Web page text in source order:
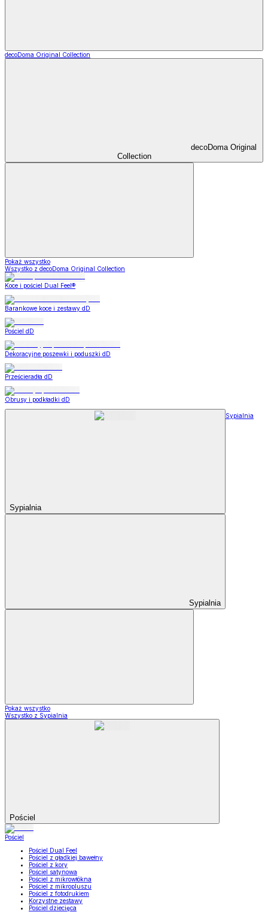
decoDoma Original Collection
decoDoma Original
Collection
Pokaż wszystko
Wszystko z decoDoma Original Collection
Koce i pościel Dual Feel®
Barankowe koce i zestawy dD
Pościel dD
Dekoracyjne poszewki i poduszki dD
Prześcieradła dD
Obrusy i podkładki dD
Sypialnia
Sypialnia
Sypialnia
Pokaż wszystko
Wszystko z Sypialnia
Pościel
Pościel
Pościel Dual Feel
Pościel z gładkiej bawełny
Pościel z kory
Pościel satynowa
Pościel z mikrowłókna
Pościel z mikropluszu
Pościel z fotodrukiem
Korzystne zestawy
Pościel dziecięca